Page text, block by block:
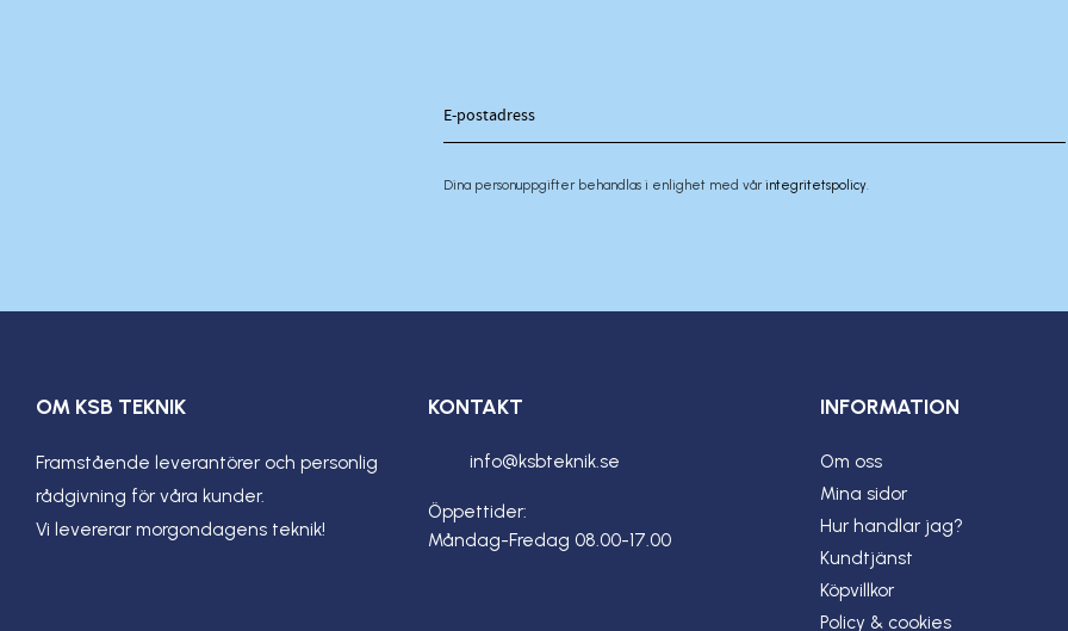
Dina personuppgifter behandlas i enlighet med vårintegritetspolicy
OM KSB TEKNIK
Framstående leverantörer och personlig
rådgivning för våra kunder.
Vi levererar morgondagens teknik!
KONTAKT
info@ksbteknik.se
Öppettider:
Måndag-Fredag 08.00-17.00
INFORMATION
Om oss
Mina sidor
Hur handlar jag?
Kundtjänst
Köpvillkor
Policy & cookies